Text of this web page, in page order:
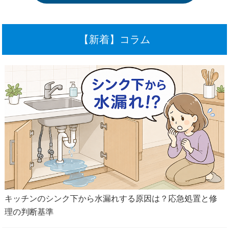
【新着】コラム
キッチンのシンク下から水漏れする原因は？応急処置と修
理の判断基準